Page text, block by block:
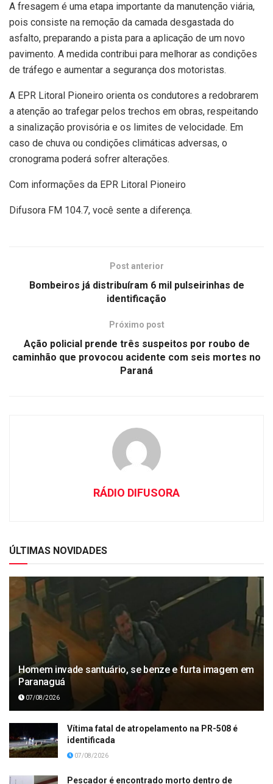
A fresagem é uma etapa importante da manutenção viária,
pois consiste na remoção da camada desgastada do
asfalto, preparando a pista para a aplicação de um novo
pavimento. A medida contribui para melhorar as condições
de tráfego e aumentar a segurança dos motoristas.
A EPR Litoral Pioneiro orienta os condutores a redobrarem
a atenção ao trafegar pelos trechos em obras, respeitando
a sinalização provisória e os limites de velocidade. Em
caso de chuva ou condições climáticas adversas, o
cronograma poderá sofrer alterações.
Com informações da EPR Litoral Pioneiro
Difusora FM 104.7, você sente a diferença.
Post anterior
Bombeiros já distribuíram 6 mil pulseirinhas de
identificação
Próximo post
Ação policial prende três suspeitos por roubo de
caminhão que provocou acidente com seis mortes no
Paraná
RÁDIO DIFUSORA
ÚLTIMAS NOVIDADES
Homem invade santuário, se benze e furta imagem em
Paranaguá
07/08/2026
Vítima fatal de atropelamento na PR-508 é
identificada
07/08/2026
Pescador é encontrado morto dentro de